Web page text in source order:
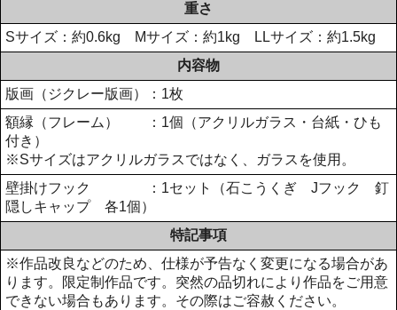
重さ
Sサイズ：約0.6kg Mサイズ：約1kg LLサイズ：約1.5kg
内容物
版画（ジクレー版画）：1枚
額縁（フレーム） ：1個（アクリルガラス・台紙・ひも
付き）
※Sサイズはアクリルガラスではなく、ガラスを使用。
壁掛けフック ：1セット（石こうくぎ Jフック 釘
隠しキャップ 各1個）
特記事項
※作品改良などのため、仕様が予告なく変更になる場合があ
ります。限定制作品です。突然の品切れにより作品をご用意
できない場合もあります。その際はご容赦ください。